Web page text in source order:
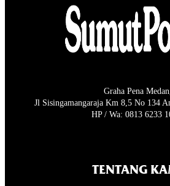
Graha Pena
Jl Sisingamangaraja Km 8,5 No 134
HP / Wa: 0813 6233
TENTANG